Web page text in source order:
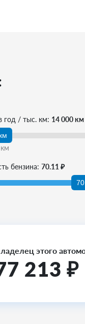
год / тыс. км: 14 000 км
км
бензина:70.11 ₽
этого
213 ₽